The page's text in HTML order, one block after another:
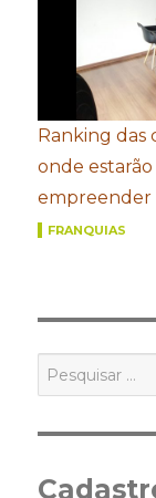
Ranking das
onde
empreender
FRANQUIAS
por: